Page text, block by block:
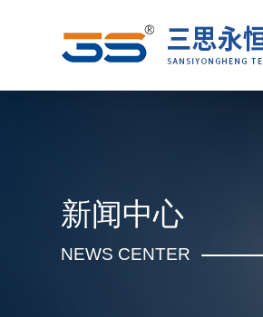
新闻中心
NEWS CENTER